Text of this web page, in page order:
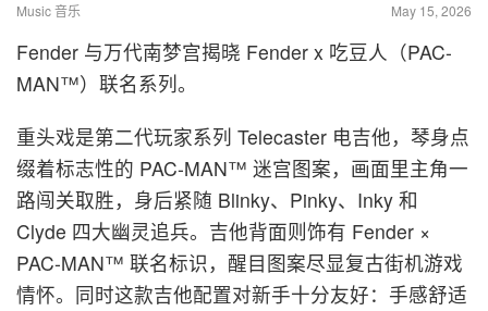
Music 音乐 May 15, 2026
Fender 与万代南梦宫揭晓 Fender x 吃豆人（PAC-
MAN™）联名系列。
重头戏是第二代玩家系列 Telecaster 电吉他，琴身点
缀着标志性的 PAC-MAN™ 迷宫图案，画面里主角一
路闯关取胜，身后紧随 Blinky、Pinky、Inky 和
Clyde 四大幽灵追兵。吉他背面则饰有 Fender ×
PAC-MAN™ 联名标识，醒目图案尽显复古街机游戏
情怀。同时这款吉他配置对新手十分友好：手感舒适